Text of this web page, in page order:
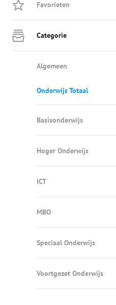
Favorieten
Categorie
Algemeen
Onderwijs Totaal
Basisonderwijs
Hoger Onderwijs
ICT
MBO
Speciaal Onderwijs
Voortgezet Onderwijs